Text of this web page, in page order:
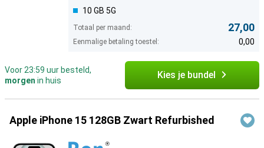
10 GB 5G
Totaal per maand: 27,00
Eenmalige betaling toestel: 0,00
Voor 23:59 uur besteld,
morgen in huis Kies je bundel
Apple iPhone 15 128GB Zwart Refurbished